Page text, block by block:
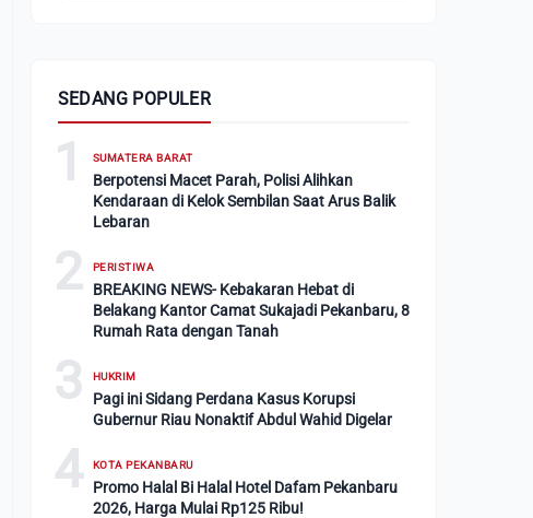
SEDANG POPULER
1 SUMATERA BARAT
Berpotensi Macet Parah, Polisi Alihkan
Kendaraan di Kelok Sembilan Saat Arus Balik
Lebaran
2 PERISTIWA
BREAKING NEWS- Kebakaran Hebat di
Belakang Kantor Camat Sukajadi Pekanbaru, 8
Rumah Rata dengan Tanah
3 HUKRIM
Pagi ini Sidang Perdana Kasus Korupsi
Gubernur Riau Nonaktif Abdul Wahid Digelar
4 KOTA PEKANBARU
Promo Halal Bi Halal Hotel Dafam Pekanbaru
2026, Harga Mulai Rp125 Ribu!